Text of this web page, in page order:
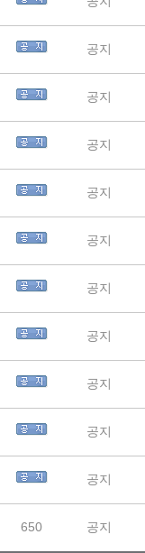
공지
공지
공지
공지
공지
공지
공지
공지
공지
공지
650 공지